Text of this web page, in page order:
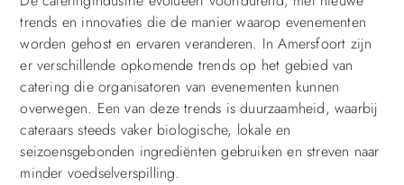
trends en innovaties die de manier waarop evenementen
worden gehost en ervaren veranderen. In Amersfoort zijn
er verschillende opkomende trends op het gebied van
catering die organisatoren van evenementen kunnen
overwegen. Een van deze trends is duurzaamheid, waarbij
cateraars steeds vaker biologische, lokale en
seizoensgebonden ingrediënten gebruiken en streven naar
minder voedselverspilling.